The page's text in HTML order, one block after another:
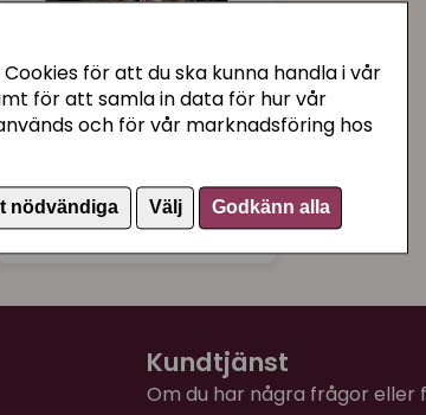
för att du ska kunna handla i vår
för att samla in data för hur vår
och för vår marknadsföring hos
nödvändiga Välj Godkänn alla
D&D HOME
sleep"
99 kr Köp
Kundtjänst
Om du har några frågor eller